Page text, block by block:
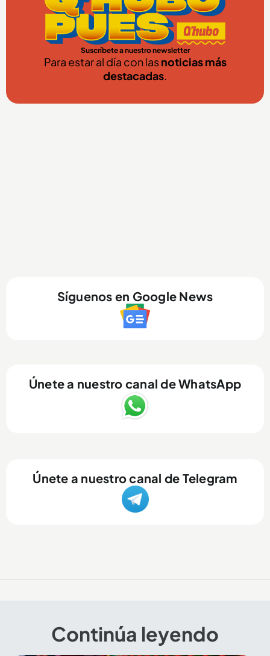
Suscríbete a nuestro newsletter
Para estar al día con lasnoticias más
destacadas.
Síguenos en Google News
Únete a nuestro canal de WhatsApp
Únete a nuestro canal de Telegram
Continúa leyendo